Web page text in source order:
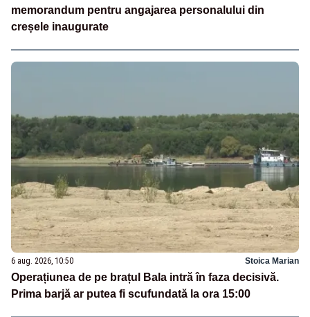
memorandum pentru angajarea personalului din
creșele inaugurate
6 aug. 2026, 10:50 Stoica Marian
Operațiunea de pe brațul Bala intră în faza decisivă.
Prima barjă ar putea fi scufundată la ora 15:00